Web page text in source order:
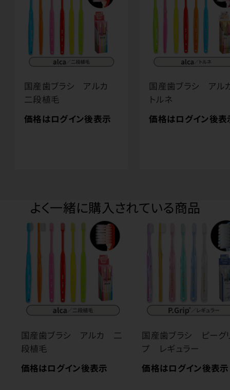
国産歯ブラシ アルカ
二段植毛
価格はログイン後表示
国産歯ブラシ ア
トルネ
価格はログイン後表
よく一緒に購入されている商品
国産歯ブラシ アルカ 二
段植毛
価格はログイン後表示
国産歯ブラシ ピーグ
プ レギュラー
価格はログイン後表示